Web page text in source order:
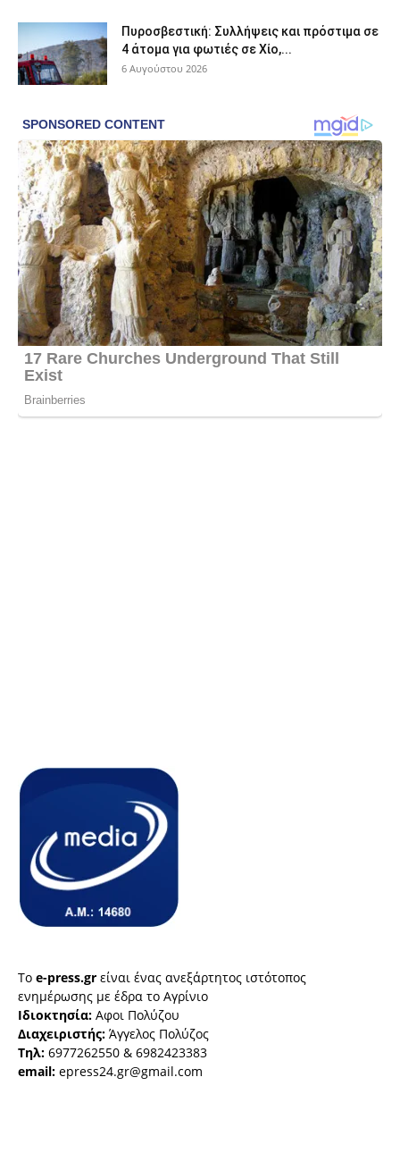
Πυροσβεστική: Συλλήψεις και πρόστιμα σε
4 άτομα για φωτιές σε Χίο,...
6 Αυγούστου 2026
Το e-press.gr είναι ένας ανεξάρτητος ιστότοπος
ενημέρωσης με έδρα το Αγρίνιο
Ιδιοκτησία: Αφοι Πολύζου
Διαχειριστής: Άγγελος Πολύζος
Τηλ: 6977262550 & 6982423383
email: epress24.gr@gmail.com